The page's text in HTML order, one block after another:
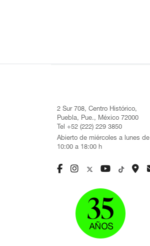
2 Sur 708, Centro Histórico,
Puebla, Pue., México 72000
Tel +52 (222) 229 3850
Abierto de miércoles a lunes de
10:00 a 18:00 h